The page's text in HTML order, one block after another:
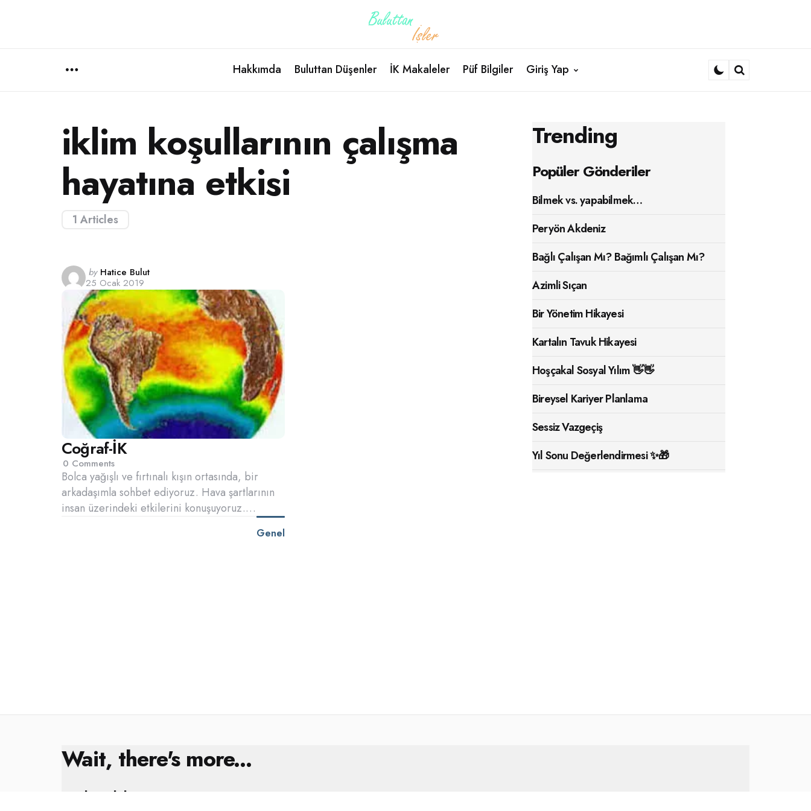
Hakkımda Buluttan Düşenler İK Makaleler Püf Bilgiler
Giriş Yap
1 Articles
iklim koşullarının çalışma
hayatına etkisi
Posted
by
by Hatice Bulut
25 Ocak 2019
Coğraf-İK
0 Comments
Bolca yağışlı ve fırtınalı kışın ortasında, bir
arkadaşımla sohbet ediyoruz. Hava şartlarının
insan üzerindeki etkilerini konuşuyoruz.…
Genel
Trending
Popüler Gönderiler
Bilmek vs. yapabilmek…
Peryön Akdeniz
Bağlı Çalışan Mı? Bağımlı Çalışan Mı?
Azimli Sıçan
Bir Yönetim Hikayesi
Kartalın Tavuk Hikayesi
Hoşçakal Sosyal Yılım 👋👋
Bireysel Kariyer Planlama
Sessiz Vazgeçiş
Yıl Sonu Değerlendirmesi ✨🎁
Wait, there's more...
Kral Çıplak